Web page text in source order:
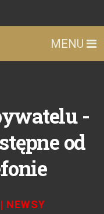
MENU
-
od
| NEWSY